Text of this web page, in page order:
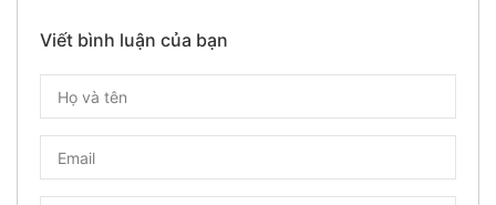
Viết bình luận của bạn